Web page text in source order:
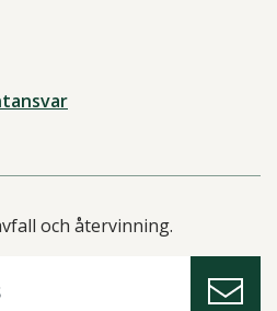
och återvinning.